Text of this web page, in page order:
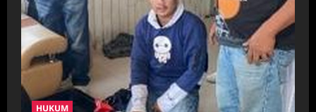
HUKUM